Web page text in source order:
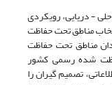
- دریایی، رویکردی
مناطق تحت حفاظت
مناطق تحت حفاظت
شده رسمی کشور
تصمیم گیران را